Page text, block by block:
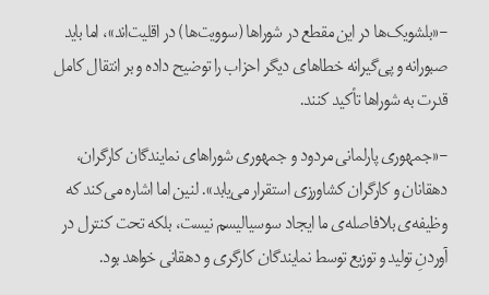
-«بلشویک‌ها در این مقطع در شوراها (سوویت‌ها) در اقلیت‌اند»، اما باید
صبورانه و پی‌گیرانه خطاهای دیگر احزاب را توضیح داده و بر انتقال کامل
قدرت به شوراها تأکید کنند.
-«جمهوری پارلمانی مردود و جمهوری شوراهای نمایندگان کارگران،
دهقانان و کارگران کشاورزی استقرار می‌یابد». لنین اما اشاره می‌کند که
وظیفه‌ی بلافاصله‌ی ما ایجاد سوسیالیسم نیست، بلکه تحت کنترل در
آوردنِ تولید و توزیع توسط نمایندگان کارگری و دهقانی خواهد بود.